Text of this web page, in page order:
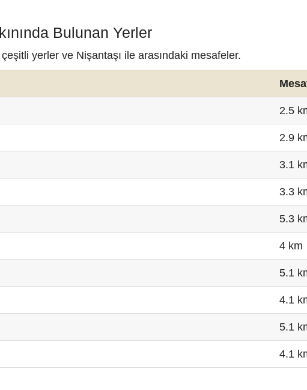
Bulunan Yerler
yerler ve Nişantaşı ile arasındaki mesafeler.
2.5
2.9
3.1
3.3
5.3
4 km
5.1
4.1
5.1
4.1